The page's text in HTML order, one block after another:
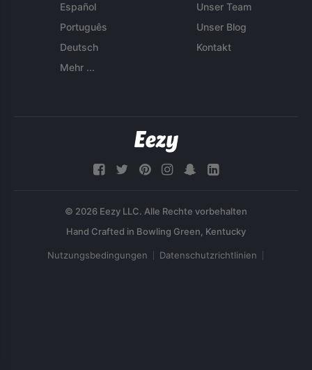
Español
Português
Deutsch
Mehr ...
Unser Team
Unser Blog
Kontakt
© 2026 Eezy LLC. Alle Rechte vorbehalten
Nutzungsbedingungen Datenschutzrichtlinien